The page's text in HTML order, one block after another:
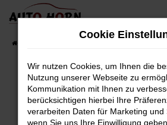
Zum
springen
Fehler: Network
Beim Laden ist ein Fehler
Cookie
Wir nutzen Cookies, um Ihnen die
Nutzung unserer Webseite zu
Kommunikation mit Ihnen zu
berücksichtigen hierbei Ihre
verarbeiten Daten für Marketing und
wenn Sie uns Ihre Einwilligung